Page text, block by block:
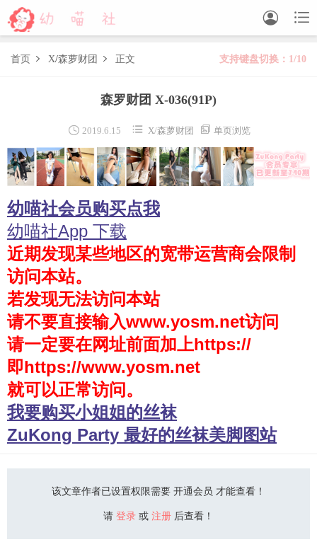


FREE LOVEPLUS R15 SSR
森萝财团视频
木花琳琳是勇者写真 木花琳琳是勇者视频
风之领域
喵写真
轻兰映画
少女秩序
会员购买
幼喵社App
首页  X/森萝财团  正文 支持键盘切换：1/10
森罗财团 X-036(91P)
 2019.6.15  X/森萝财团  单页浏览
幼喵社会员购买点我
幼喵社App 下载
近期发现某些地区的宽带运营商会限制
访问本站。
若发现无法访问本站
请不要直接输入www.yosm.net访问
请一定要在网址前面加上https://
即https://www.yosm.net
就可以正常访问。
我要购买小姐姐的丝袜
ZuKong Party 最好的丝袜美脚图站
该文章作者已设置权限需要 开通会员 才能查看！
请 登录 或 注册 后查看！